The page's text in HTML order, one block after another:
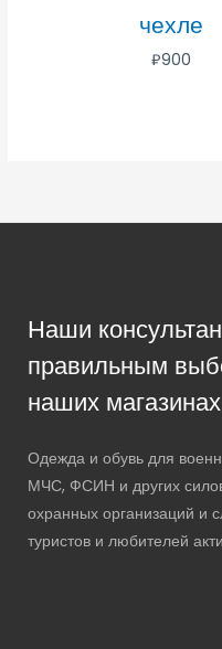
чехле
₽900
Наши
правильным
наших
Одежда и обувь для
МЧС, ФСИН и других
охранных организаций и
туристов и любителей